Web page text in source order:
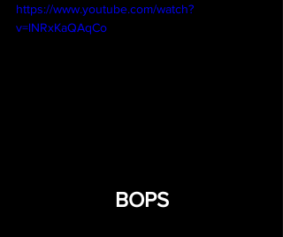
https://www.youtube.com/watch?
v=lNRxKaQAqCo
BOPS